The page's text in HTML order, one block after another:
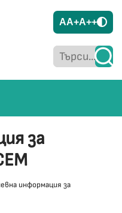
AA+A++
за
информация за